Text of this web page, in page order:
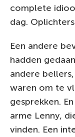
complete
dag.
Een andere
hadden
andere
waren om te
gesprekken.
arme Lenny,
vinden. Een